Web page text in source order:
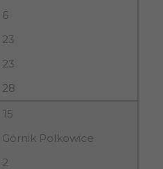
6
23
23
28
15
Górnik Polkowice
2